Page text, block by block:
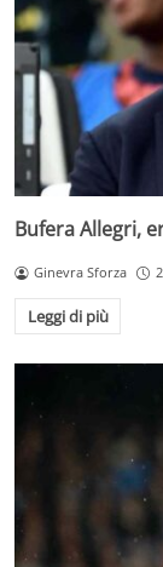
Bufera Allegri,
Ginevra Sforza
Leggi di più